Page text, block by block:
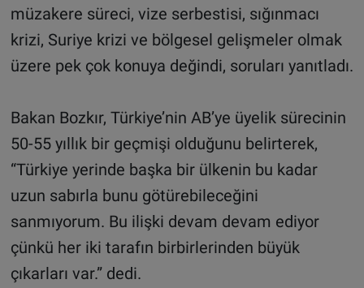
müzakere süreci, vize serbestisi, sığınmacı
krizi, Suriye krizi ve bölgesel gelişmeler olmak
üzere pek çok konuya değindi, soruları yanıtladı.
Bakan Bozkır, Türkiye’nin AB’ye üyelik sürecinin
50-55 yıllık bir geçmişi olduğunu belirterek,
“Türkiye yerinde başka bir ülkenin bu kadar
uzun sabırla bunu götürebileceğini
sanmıyorum. Bu ilişki devam devam ediyor
çünkü her iki tarafın birbirlerinden büyük
çıkarları var.” dedi.